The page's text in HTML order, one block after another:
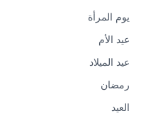
يوم المرأة
عيد الأم
عيد الميلاد
رمضان
العيد